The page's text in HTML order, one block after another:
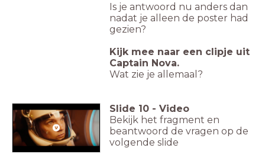
Is je antwoord nu anders dan
nadat je alleen de poster had
gezien?
Kijk mee naar een clipje uit
Captain Nova.
Wat zie je allemaal?
Slide 10 - Video
Bekijk het fragment en
beantwoord de vragen op de
volgende slide